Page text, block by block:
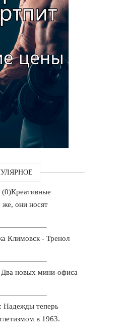
(0)Креативные
же, они носят
Климовск - Тренол
Два новых мини-офиса
Надежды теперь
в 1963.